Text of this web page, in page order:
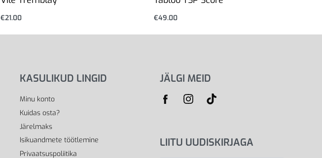
€21.00 €49.00
KASULIKUD LINGID
Minu konto
Kuidas osta?
Järelmaks
Isikuandmete töötlemine
Privaatsuspoliitika
JÄLGI MEID
LIITU UUDISKIRJAGA